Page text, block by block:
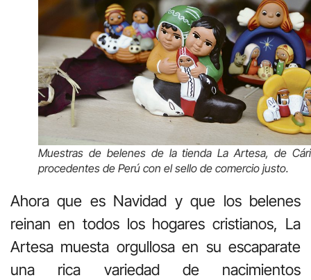
Muestras de belenes de la tienda La Artesa, de
procedentes de Perú con el sello de comercio justo.
Ahora que es Navidad y que los belenes
reinan en todos los hogares cristianos, La
Artesa muesta orgullosa en su escaparate
una rica variedad de nacimientos